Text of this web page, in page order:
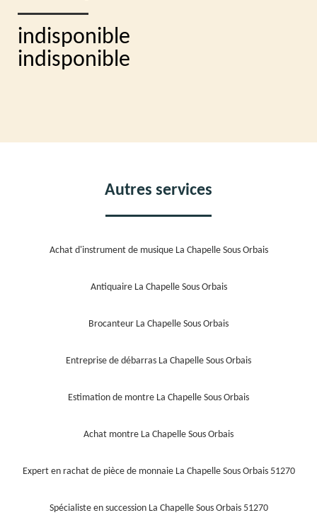
indisponible
indisponible
Autres services
Achat d'instrument de musique La Chapelle Sous Orbais
Antiquaire La Chapelle Sous Orbais
Brocanteur La Chapelle Sous Orbais
Entreprise de débarras La Chapelle Sous Orbais
Estimation de montre La Chapelle Sous Orbais
Achat montre La Chapelle Sous Orbais
Expert en rachat de pièce de monnaie La Chapelle Sous Orbais 51270
Spécialiste en succession La Chapelle Sous Orbais 51270